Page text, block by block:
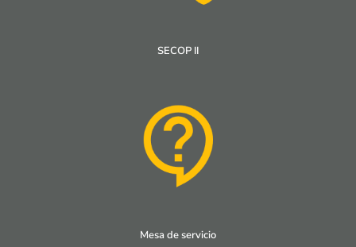
SECOP II
Mesa de servicio